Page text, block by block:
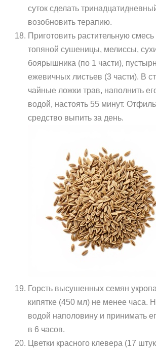
суток сделать
возобновить терапию.
Приготовить растительную
топяной сушеницы, мелиссы,
боярышника (по 1 части),
ежевичных листьев (3 части). В
чайные ложки трав, наполнить
водой, настоять 55 минут.
средство выпить за день.
Горсть высушенных семян
кипятке (450 мл) не менее часа.
водой наполовину и принимать
в 6 часов.
Цветки красного клевера (17